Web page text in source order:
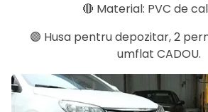
🔴 Material: PVC de
🟣 Husa pentru depozitar, 2
umflat CADOU.